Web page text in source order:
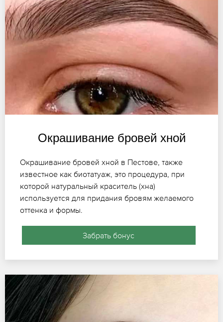
Окрашивание бровей хной
Окрашивание бровей хной в Пестове, также
известное как биотатуаж, это процедура, при
которой натуральный краситель (хна)
используется для придания бровям желаемого
оттенка и формы.
Забрать бонус